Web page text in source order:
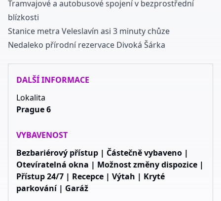
Tramvajové a autobusové spojení v bezprostřední
blízkosti
Stanice metra Veleslavín asi 3 minuty chůze
Nedaleko přírodní rezervace Divoká Šárka
DALŠÍ INFORMACE
Lokalita
Prague 6
VYBAVENOST
Bezbariérový přístup | Částečně vybaveno |
Otevíratelná okna | Možnost změny dispozice |
Přístup 24/7 | Recepce | Výtah | Kryté
parkování | Garáž